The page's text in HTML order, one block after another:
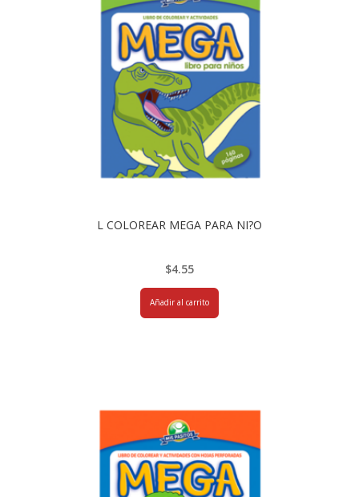
L COLOREAR MEGA PARA NI?O
$4.55
Añadir al carrito